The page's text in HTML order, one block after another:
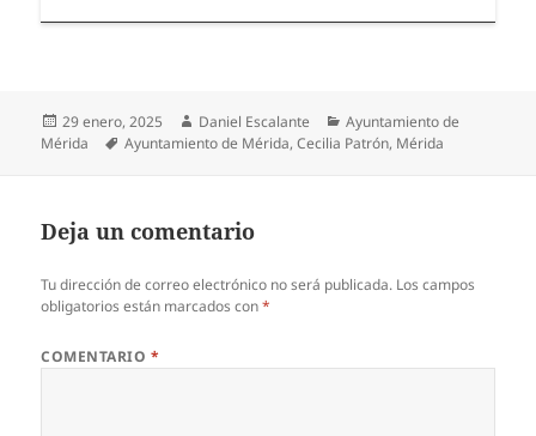
Publicado
el
29 enero, 2025 Autor
Daniel Escalante Categorías
Ayuntamiento de
Mérida
Etiquetas
Ayuntamiento de Mérida,Cecilia Patrón, Mérida
Deja un comentario
Tu dirección de correo electrónico no será publicada. Los campos
obligatorios están marcados con*
COMENTARIO *